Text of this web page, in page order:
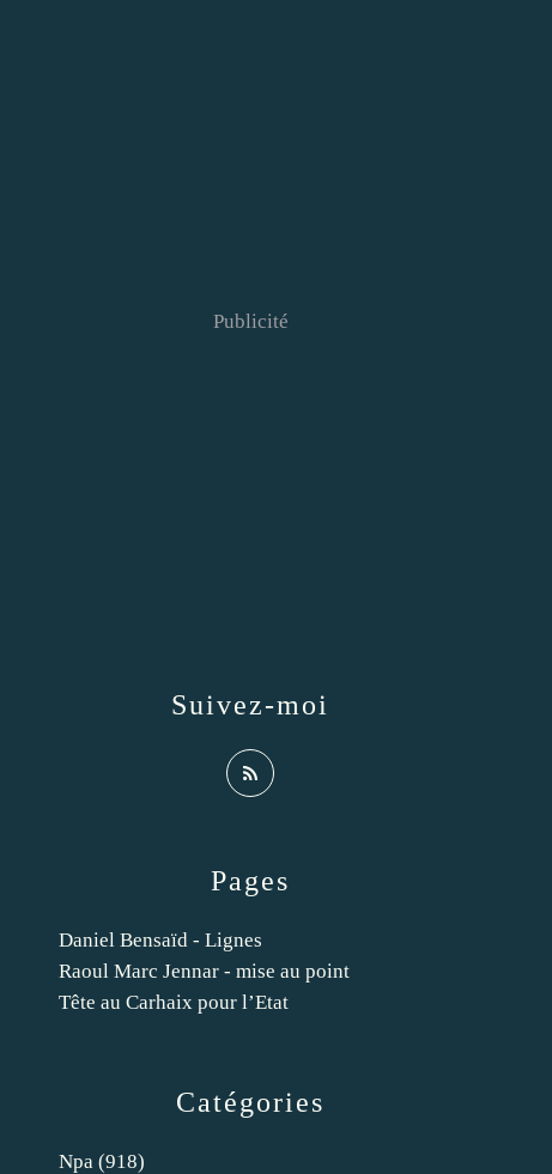
Catégories
Npa (918)
Pages
Daniel Bensaïd - Lignes
Raoul Marc Jennar - mise au point
Tête au Carhaix pour l’Etat
Suivez-moi
Publicité